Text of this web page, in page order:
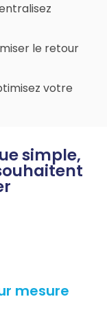
le retour
votre
simple,
mesure